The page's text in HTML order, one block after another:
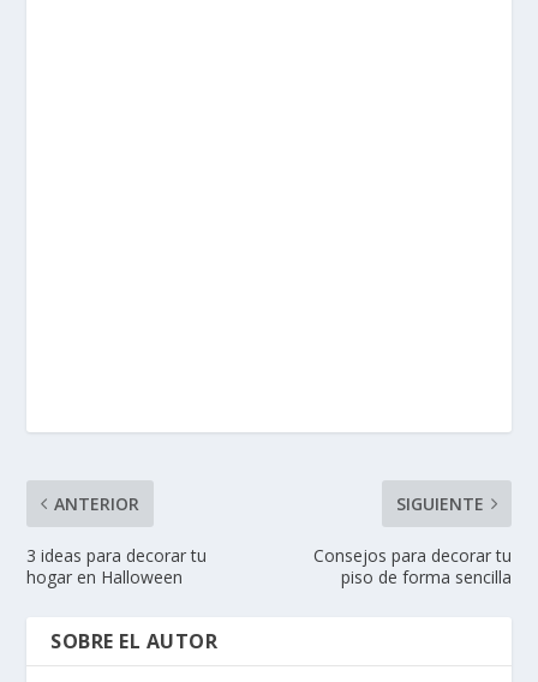
ANTERIOR
3 ideas para decorar tu
hogar en Halloween
SIGUIENTE
Consejos para decorar tu
piso de forma sencilla
SOBRE EL AUTOR